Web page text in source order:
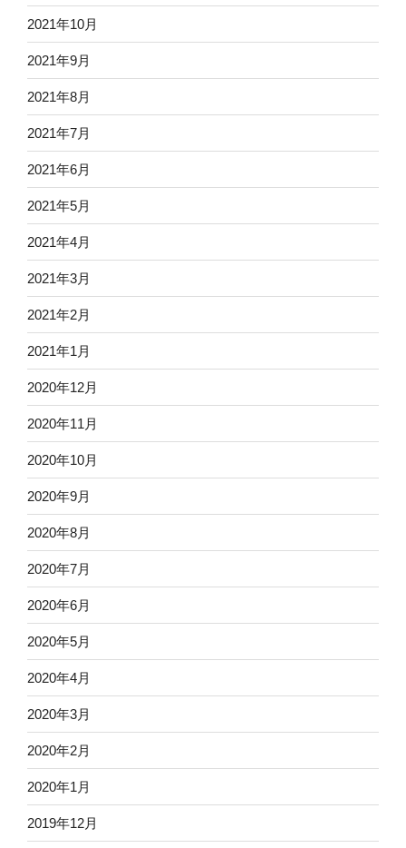
2021年10月
2021年9月
2021年8月
2021年7月
2021年6月
2021年5月
2021年4月
2021年3月
2021年2月
2021年1月
2020年12月
2020年11月
2020年10月
2020年9月
2020年8月
2020年7月
2020年6月
2020年5月
2020年4月
2020年3月
2020年2月
2020年1月
2019年12月